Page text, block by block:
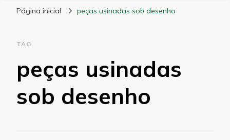
Página inicial peças usinadas sob desenho
TAG
peças usinadas
sob desenho